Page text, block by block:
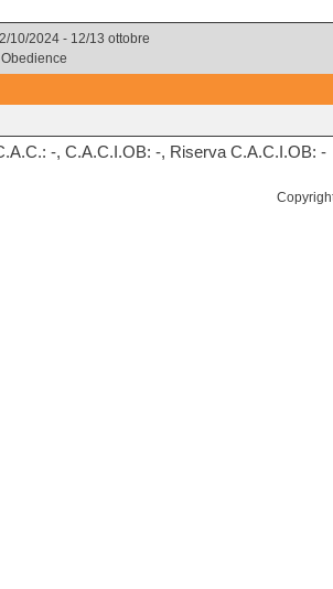
10/2024 - 12/13 ottobre
-, C.A.C.I.OB: -, Riserva C.A.C.I.OB: -